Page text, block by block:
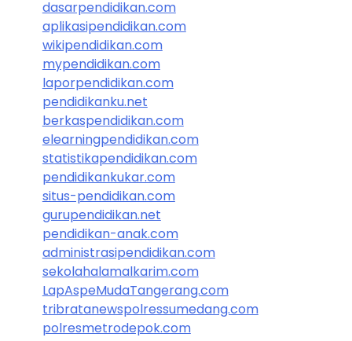
dasarpendidikan.com
aplikasipendidikan.com
wikipendidikan.com
mypendidikan.com
laporpendidikan.com
pendidikanku.net
berkaspendidikan.com
elearningpendidikan.com
statistikapendidikan.com
pendidikankukar.com
situs-pendidikan.com
gurupendidikan.net
pendidikan-anak.com
administrasipendidikan.com
sekolahalamalkarim.com
LapAspeMudaTangerang.com
tribratanewspolressumedang.com
polresmetrodepok.com